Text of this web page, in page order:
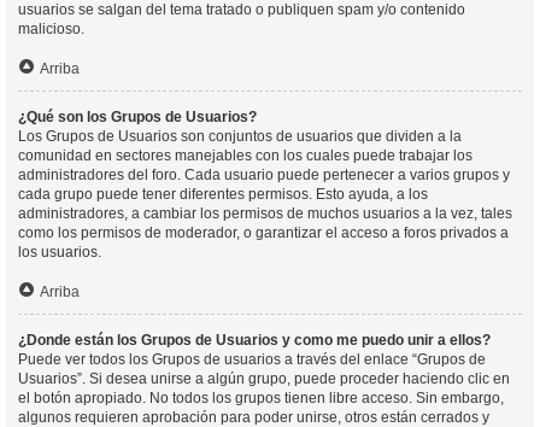
usuarios se salgan del tema tratado o publiquen spam y/o contenido
malicioso.
Arriba
¿Qué son los Grupos de Usuarios?
Los Grupos de Usuarios son conjuntos de usuarios que dividen a la
comunidad en sectores manejables con los cuales puede trabajar los
administradores del foro. Cada usuario puede pertenecer a varios grupos y
cada grupo puede tener diferentes permisos. Esto ayuda, a los
administradores, a cambiar los permisos de muchos usuarios a la vez, tales
como los permisos de moderador, o garantizar el acceso a foros privados a
los usuarios.
Arriba
¿Donde están los Grupos de Usuarios y como me puedo unir a ellos?
Puede ver todos los Grupos de usuarios a través del enlace “Grupos de
Usuarios”. Si desea unirse a algún grupo, puede proceder haciendo clic en
el botón apropiado. No todos los grupos tienen libre acceso. Sin embargo,
algunos requieren aprobación para poder unirse, otros están cerrados y